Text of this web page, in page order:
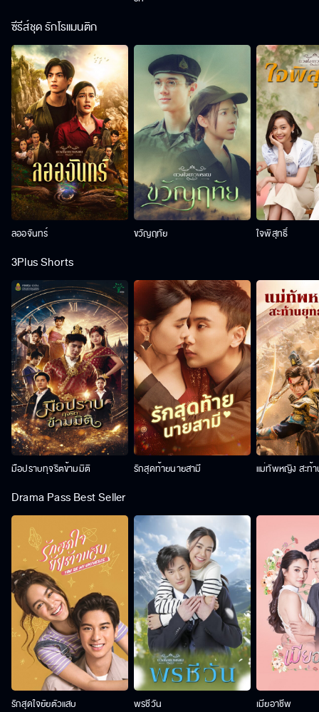
ซีรีส์ชุด รักโรแมนติก
ลออจันทร์ ขวัญฤทัย ใจพิสุทธิ์
3Plus Shorts
มือปราบทุจริตข้ามมิติ รักสุดท้ายนายสามี แม่ทัพหญิง สะท้
Drama Pass Best Seller
รักสุดใจยัยตัวแสบ พรชีวัน เมียอาชีพ